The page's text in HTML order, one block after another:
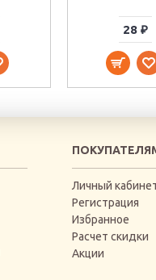
28 ₽
Личный
Регистрация
Избранное
Расчет скидки
Акции